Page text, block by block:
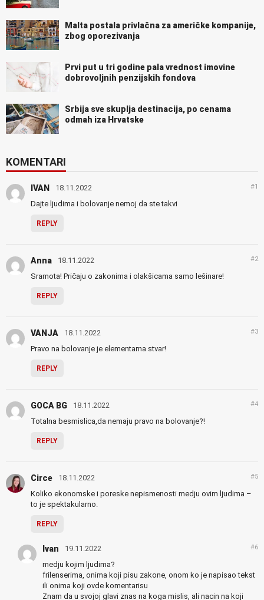
Malta postala privlačna za američke kompanije,
zbog oporezivanja
Prvi put u tri godine pala vrednost imovine
dobrovoljnih penzijskih fondova
Srbija sve skuplja destinacija, po cenama
odmah iza Hrvatske
KOMENTARI
IVAN 18.11.2022 #1
Dajte ljudima i bolovanje nemoj da ste takvi
REPLY
Anna 18.11.2022 #2
Sramota! Pričaju o zakonima i olakšicama samo lešinare!
REPLY
VANJA 18.11.2022 #3
Pravo na bolovanje je elementarna stvar!
REPLY
GOCA BG 18.11.2022 #4
Totalna besmislica,da nemaju pravo na bolovanje?!
REPLY
Circe 18.11.2022 #5
Koliko ekonomske i poreske nepismenosti medju ovim ljudima –
to je spektakularno.
REPLY
Ivan 19.11.2022 #6
medju kojim ljudima?
frilenserima, onima koji pisu zakone, onom ko je napisao tekst
ili onima koji ovde komentarisu
Znam da u svojoj glavi znas na koga mislis, ali nacin na koji